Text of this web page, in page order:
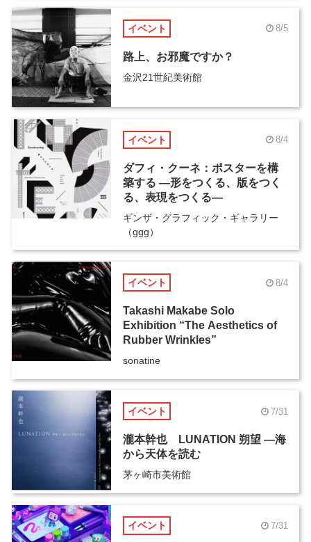
イベント 8/5
路上、お邪魔ですか？
金沢21世紀美術館
イベント 8/4
ダフィ・クーネ：ポスターを構
築する ―形をつくる、版をつく
る、表現をつくる―
ギンザ・グラフィック・ギャラリー
（ggg）
イベント 8/4
Takashi Makabe Solo
Exhibition “The Aesthetics of
Rubber Wrinkles”
sonatine
イベント 7/31
瀧本幹也 LUNATION 朔望 ―海
から天体を読む
茅ヶ崎市美術館
イベント 7/31